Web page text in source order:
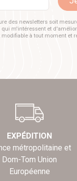
des newsletters soit
m'intéressent et
modifiable à tout moment et
EXPÉDITION
métropolitaine et
Dom-Tom Union
Européenne